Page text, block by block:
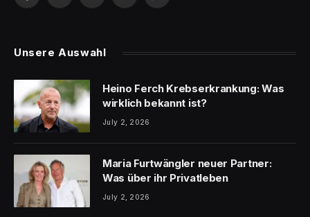
Unsere Auswahl
Heino Ferch Krebserkrankung: Was
wirklich bekannt ist?
July 2, 2026
Maria Furtwängler neuer Partner:
Was über ihr Privatleben
July 2, 2026